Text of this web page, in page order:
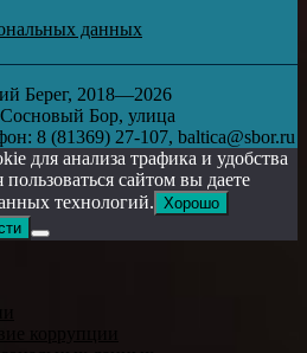
данных
Берег, 2018—2026
Сосновый Бор, улица
8 (81369) 27-107, baltica@sbor.ru
для анализа трафика и удобства
сайтом вы даете
технологий. Хорошо